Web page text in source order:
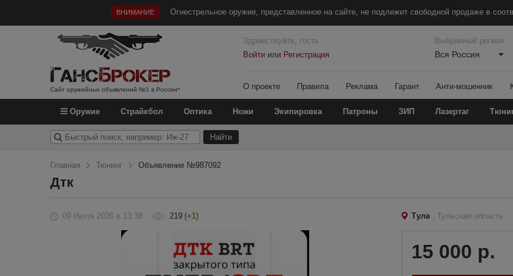
ВНИМАНИЕ Огнестрельное оружие, представленное на сайте, не подлежит свободной продаже в
Сайт оружейных объявлений №1 в России*
Здравствуйте, гость
Войтиили Регистрация
Выбранный регион
Вся Россия
О проекте Правила Реклама Гарант Анти-мошенник
Оружие Страйкбол Оптика Ножи Экипировка Патроны ЗИП Лазертаг
Главная Тюнинг Объявление №987092
Дтк
09 Июля 2026 в 13:38 219 (+1) Тула , Тульская область
15 000 р.